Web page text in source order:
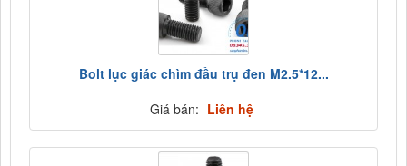
Bolt lục giác chìm đầu trụ đen M2.5*12...
Giá bán: Liên hệ